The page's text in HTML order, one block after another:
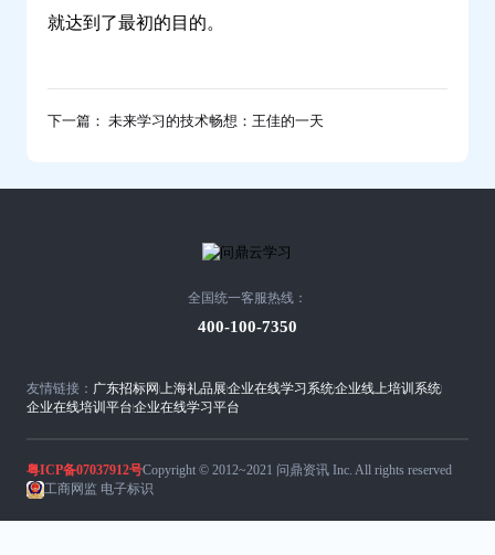
就达到了最初的目的。
下一篇： 未来学习的技术畅想：王佳的一天
友情链接： 广东招标网 上海礼品展企业在线学习系统企业线上培训系统
企业在线培训平台企业在线学习平台
全国统一客服热线：
400-100-7350
粤ICP备07037912号Copyright © 2012~2021 问鼎资讯 Inc. All rights reserved
工商网监 电子标识